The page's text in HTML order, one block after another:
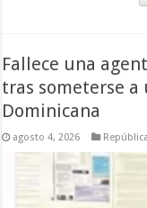
Fallece una
tras someterse a
Dominicana
agosto 4, 2026